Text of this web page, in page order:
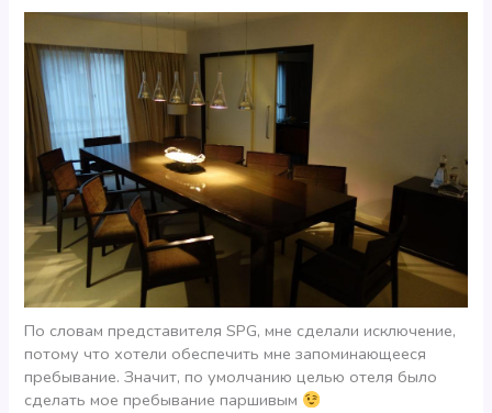
По словам представителя SPG, мне сделали исключение,
потому что хотели обеспечить мне запоминающееся
пребывание. Значит, по умолчанию целью отеля было
сделать мое пребывание паршивым